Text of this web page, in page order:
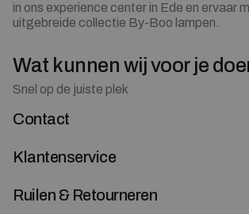
in ons experience center in Ede en ervaar
uitgebreide collectie By-Boo lampen.
Wat kunnen wij voor je
Snel op de juiste plek
Contact
Klantenservice
Ruilen & Retourneren